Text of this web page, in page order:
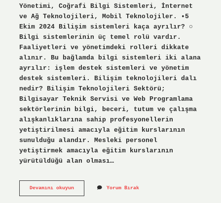
Yönetimi, Coğrafi Bilgi Sistemleri, İnternet
ve Ağ Teknolojileri, Mobil Teknolojiler. •5
Ekim 2024 Bilişim sistemleri kaça ayrılır? ○
Bilgi sistemlerinin üç temel rolü vardır.
Faaliyetleri ve yönetimdeki rolleri dikkate
alınır. Bu bağlamda bilgi sistemleri iki alana
ayrılır: işlem destek sistemleri ve yönetim
destek sistemleri. Bilişim teknolojileri dalı
nedir? Bilişim Teknolojileri Sektörü;
Bilgisayar Teknik Servisi ve Web Programlama
sektörlerinin bilgi, beceri, tutum ve çalışma
alışkanlıklarına sahip profesyonellerin
yetiştirilmesi amacıyla eğitim kurslarının
sunulduğu alandır. Mesleki personel
yetiştirmek amacıyla eğitim kurslarının
yürütüldüğü alan olması…
Devamını okuyunBilişim
Yorum Bırak